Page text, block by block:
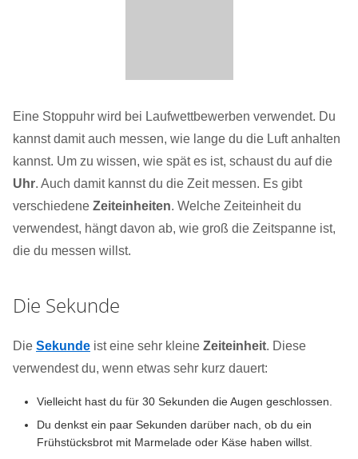
Eine Stoppuhr wird bei Laufwettbewerben verwendet. Du
kannst damit auch messen, wie lange du die Luft anhalten
kannst. Um zu wissen, wie spät es ist, schaust du auf die
Uhr. Auch damit kannst du die Zeit messen. Es gibt
verschiedene Zeiteinheiten. Welche Zeiteinheit du
verwendest, hängt davon ab, wie groß die Zeitspanne ist,
die du messen willst.
Die Sekunde
Die Sekunde ist eine sehr kleine Zeiteinheit. Diese
verwendest du, wenn etwas sehr kurz dauert:
Vielleicht hast du für 30 Sekunden die Augen geschlossen.
Du denkst ein paar Sekunden darüber nach, ob du ein
Frühstücksbrot mit Marmelade oder Käse haben willst.